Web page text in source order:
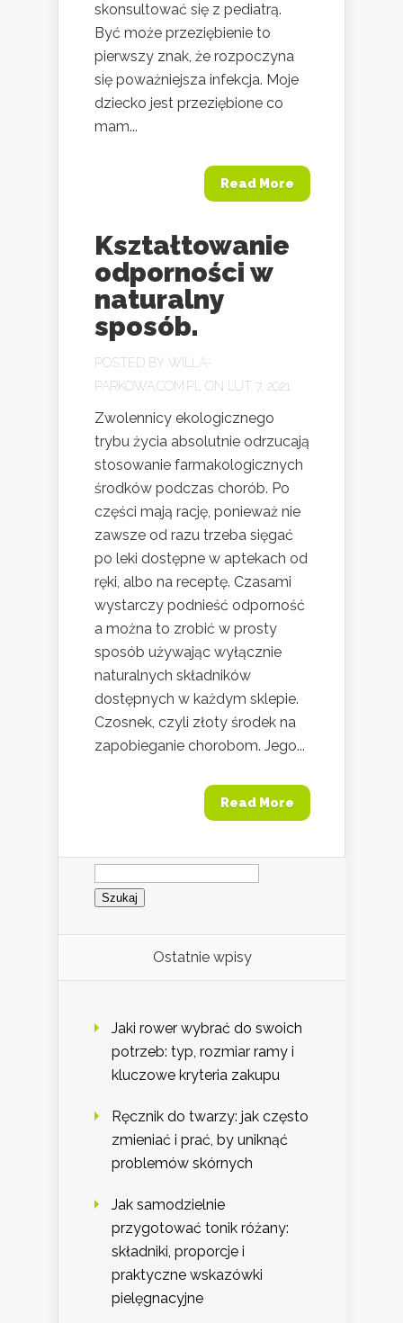
skonsultować się z pediatrą.
Być może przeziębienie to
pierwszy znak, że rozpoczyna
się poważniejsza infekcja. Moje
dziecko jest przeziębione co
mam...
Read More
Kształtowanie
odporności w
naturalny
sposób.
POSTED BY WILLA-
PARKOWA.COM.PL
ON LUT 7, 2021
Zwolennicy ekologicznego
trybu życia absolutnie odrzucają
stosowanie farmakologicznych
środków podczas chorób. Po
części mają rację, ponieważ nie
zawsze od razu trzeba sięgać
po leki dostępne w aptekach od
ręki, albo na receptę. Czasami
wystarczy podnieść odporność
a można to zrobić w prosty
sposób używając wyłącznie
naturalnych składników
dostępnych w każdym sklepie.
Czosnek, czyli złoty środek na
zapobieganie chorobom. Jego...
Read More
Szukaj:
Ostatnie wpisy
Jaki rower wybrać do swoich
potrzeb: typ, rozmiar ramy i
kluczowe kryteria zakupu
Ręcznik do twarzy: jak często
zmieniać i prać, by uniknąć
problemów skórnych
Jak samodzielnie
przygotować tonik różany:
składniki, proporcje i
praktyczne wskazówki
pielęgnacyjne